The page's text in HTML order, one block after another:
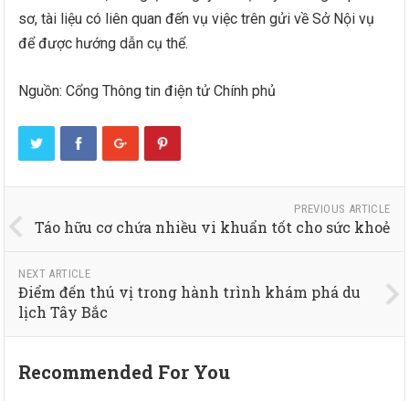
sơ, tài liệu có liên quan đến vụ việc trên gửi về Sở Nội vụ
để được hướng dẫn cụ thể.
Nguồn: Cổng Thông tin điện tử Chính phủ
PREVIOUS ARTICLE
Táo hữu cơ chứa nhiều vi khuẩn tốt cho sức khoẻ
NEXT ARTICLE
Điểm đến thú vị trong hành trình khám phá du
lịch Tây Bắc
Recommended For You